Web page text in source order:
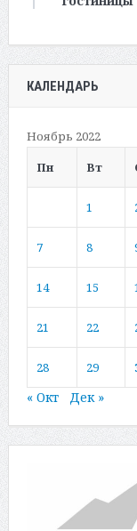
КАЛЕНДАРЬ
Ноябрь 2022
Пн
Вт
1
7 8
14 15
21 22
28 29
« Окт Дек »